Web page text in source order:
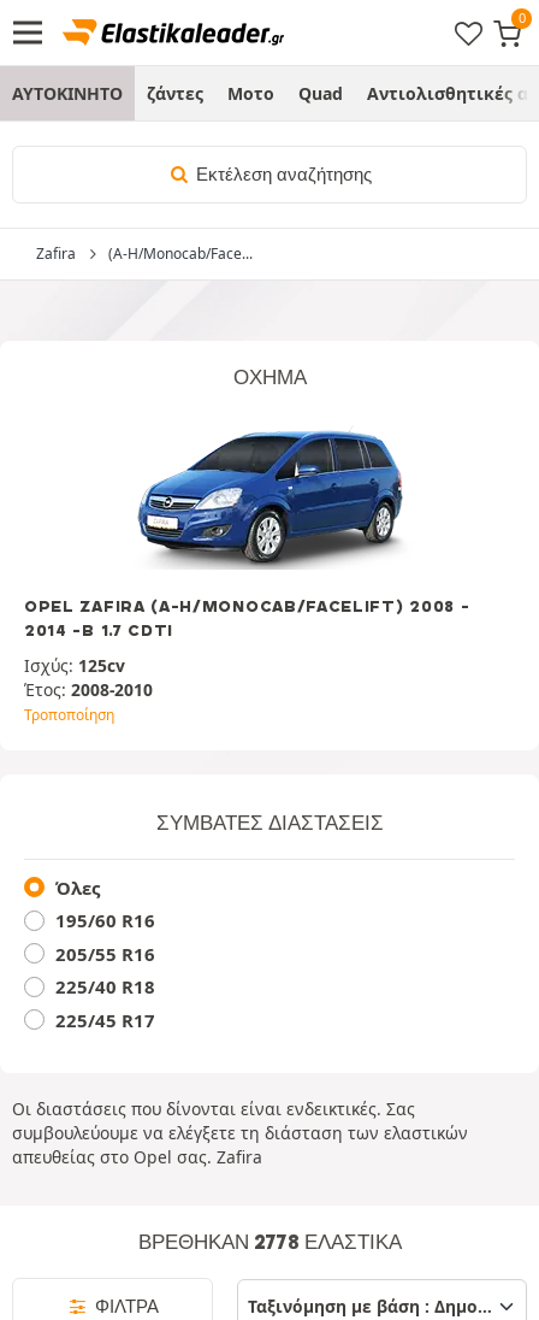
ΑΥΤΟΚΙΝΗΤΟ ζάντες Μοτο Quad Αντιολισθητικές
Εκτέλεση αναζήτησης
Zafira (A-H/Monocab/Face...
ΌΧΗΜΑ
OPEL ZAFIRA (A-H/MONOCAB/FACELIFT) 2008 -
2014 -B 1.7 CDTI
Ισχύς: 125cv
Έτος: 2008-2010
Τροποποίηση
ΣΥΜΒΑΤΈΣ ΔΙΑΣΤΆΣΕΙΣ
Όλες
195/60 R16
205/55 R16
225/40 R18
225/45 R17
Οι διαστάσεις που δίνονται είναι ενδεικτικές. Σας
συμβουλεύουμε να ελέγξετε τη διάσταση των ελαστικών
απευθείας στο Opel σας. Zafira
ΒΡΈΘΗΚΑΝ 2778 ΕΛΑΣΤΙΚΆ
ΦΊΛΤΡΑ